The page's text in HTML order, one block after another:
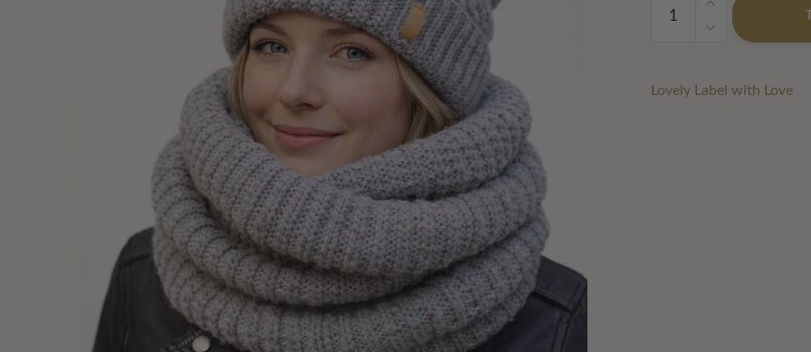
Duo
aantal
Lovely Label with Love